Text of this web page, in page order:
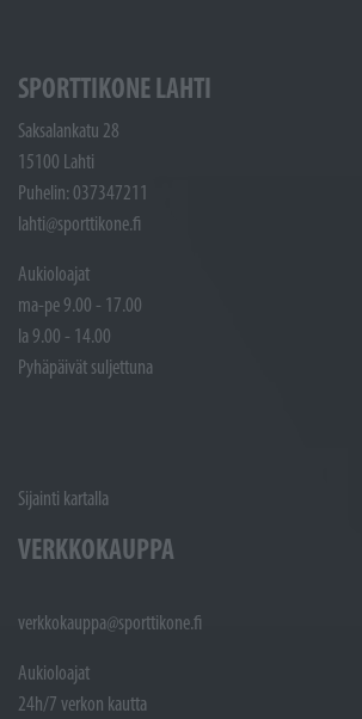
SPORTTIKONE LAHTI
Saksalankatu 28
15100 Lahti
Puhelin: 037347211
lahti@sporttikone.fi
Aukioloajat
ma-pe 9.00 - 17.00
la 9.00 - 14.00
Pyhäpäivät suljettuna
Sijainti kartalla
VERKKOKAUPPA
verkkokauppa@sporttikone.fi
Aukioloajat
24h/7 verkon kautta